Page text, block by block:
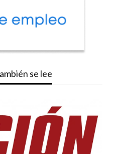
se lee